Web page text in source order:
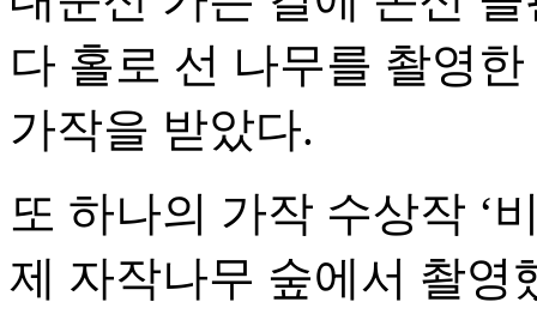
다 홀로 선 나무를 촬영
가작을 받았다.
또 하나의 가작 수상작 ‘
제 자작나무 숲에서 촬영